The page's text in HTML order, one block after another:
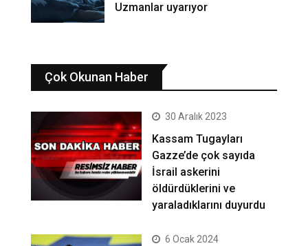
Uzmanlar uyarıyor
Çok Okunan Haber
30 Aralık 2023
Kassam Tugayları
Gazze’de çok sayıda
İsrail askerini
öldürdüklerini ve
yaraladıklarını duyurdu
6 Ocak 2024